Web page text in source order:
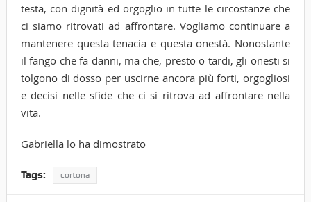
testa, con dignità ed orgoglio in tutte le circostanze che
ci siamo ritrovati ad affrontare. Vogliamo continuare a
mantenere questa tenacia e questa onestà. Nonostante
il fango che fa danni, ma che, presto o tardi, gli onesti si
tolgono di dosso per uscirne ancora più forti, orgogliosi
e decisi nelle sfide che ci si ritrova ad affrontare nella
vita.
Gabriella lo ha dimostrato
Tags: cortona